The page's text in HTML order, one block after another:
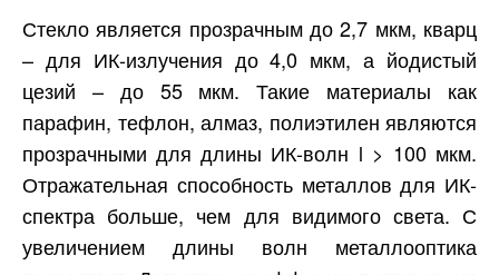
Стекло является прозрачным до 2,7 мкм, кварц
– для ИК-излучения до 4,0 мкм, а йодистый
цезий – до 55 мкм. Такие материалы как
парафин, тефлон, алмаз, полиэтилен являются
прозрачными для длины ИК-волн l > 100 мкм.
Отражательная способность металлов для ИК-
спектра больше, чем для видимого света. С
увеличением длины волн металлооптика